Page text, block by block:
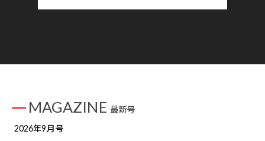
MAGAZINE 最新号
2026年9月号